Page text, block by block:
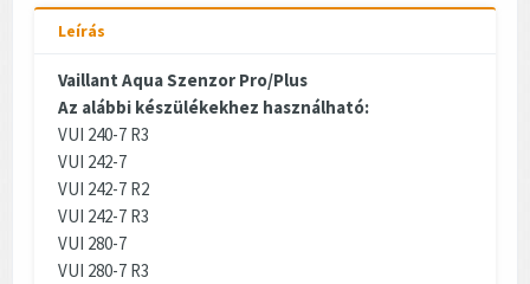
Leírás
Vaillant Aqua Szenzor Pro/Plus
Az alábbi készülékekhez használható:
VUI 240-7 R3
VUI 242-7
VUI 242-7 R2
VUI 242-7 R3
VUI 280-7
VUI 280-7 R3